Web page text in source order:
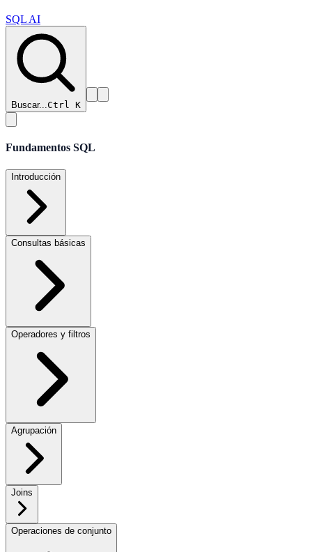
SQL AI
Buscar...Ctrl K
Fundamentos SQL
Introducción
Consultas básicas
Operadores y filtros
Agrupación
Joins
Operaciones de conjunto